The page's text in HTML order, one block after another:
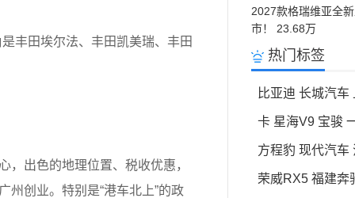
丰田埃尔法、丰田凯美瑞、丰田
，出色的地理位置、税收优惠，
州创业。特别是“港车北上”的政
2027款格瑞维亚全
市！ 23.68万
热门标签
比亚迪 长城汽车
卡 星海V9 宝骏
方程豹 现代汽车
荣威RX5 福建奔